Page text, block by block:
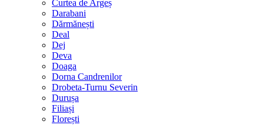
Curtea de Argeș
Darabani
Dărmănești
Deal
Dej
Deva
Doaga
Dorna Candrenilor
Drobeta-Turnu Severin
Durușa
Filiași
Florești